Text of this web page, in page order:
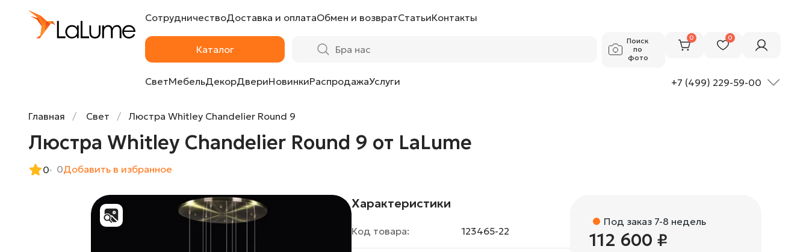
СотрудничествоДоставка и оплатаОбмен и возвратСтатьиКонтакты
Каталог
Поиск
по
фото
0 0
СветМебельДекорДвериНовинкиРаспродажаУслуги +7 (499) 229-59-00
Главная Свет Люстра Whitley Chandelier Round 9
Люстра Whitley Chandelier Round 9 от LaLume
0 0Добавить в избранное
Характеристики
Код товара: 123465-22
Под заказ 7-8 недель
112 600 ₽
Люстра Whitley Chandelier Round 9 от LaLume